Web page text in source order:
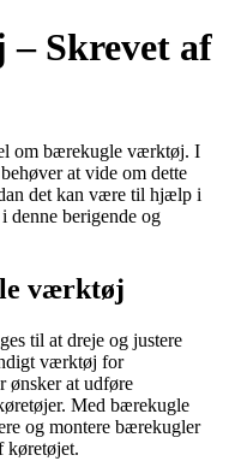
Skrevet af
om bærekugle værktøj. I
at vide om dette
det kan være til hjælp i
denne berigende og
værktøj
til at dreje og justere
værktøj for
ønsker at udføre
Med bærekugle
og montere bærekugler
køretøjet.